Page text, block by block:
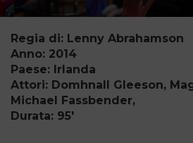
Regia di: Lenny Abrahamson
Anno: 2014
Paese: Irlanda
Attori: Domhnall Gleeson,
Michael Fassbender,
Durata: 95'